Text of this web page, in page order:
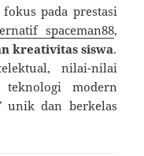
pada prestasi
spaceman88,
kreativitas siswa.
nilai-nilai
teknologi modern
unik dan berkelas